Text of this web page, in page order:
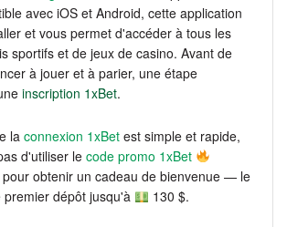
avec iOS et Android, cette application
et vous permet d'accéder à tous les
sportifs et de jeux de casino. Avant de
à jouer et à parier, une étape
inscription 1xBet.
la connexion 1xBet est simple et rapide,
d'utiliser le code promo 1xBet
pour obtenir un cadeau de bienvenue — le
dépôt jusqu'à
130 $.